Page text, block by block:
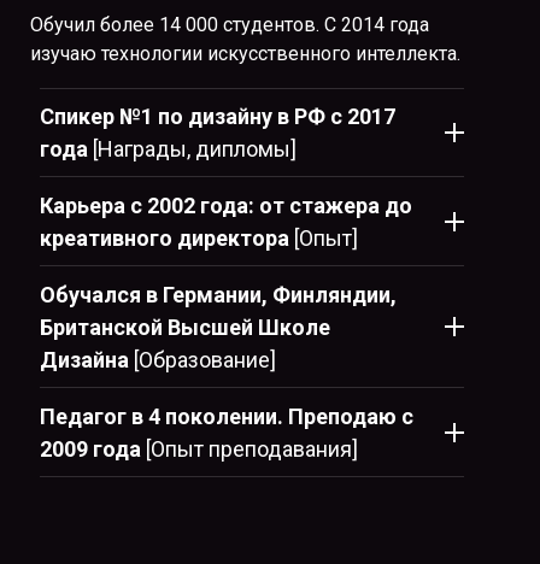
Обучил более 14 000 студентов. С 2014 года
изучаю технологии искусственного интеллекта.
Спикер №1 по дизайну в РФ с 2017
года [Награды, дипломы]
Карьера с 2002 года: от стажера до
креативного директора [Опыт]
Обучался в Германии, Финляндии,
Британской Высшей Школе
Дизайна [Образование]
Педагог в 4 поколении. Преподаю с
2009 года [Опыт преподавания]